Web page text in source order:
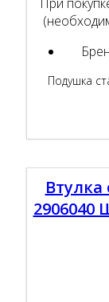
Подушка
Втулка
2906040